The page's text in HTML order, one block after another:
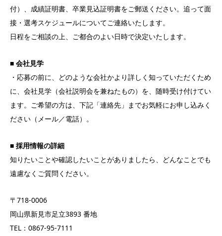
付）、成績証明書、卒業見込証明書をご郵送ください。追って面
接・選考スケジュールについてご連絡いたします。
日程をご相談の上、ご都合のよい日時で決定いたします。
■ 会社見学
・応募の前に、どのような会社かより詳しく知っていただくため
に、会社見学（会社説明会を兼ねたもの）を、随時受け付けてい
ます。ご希望の方は、下記「連絡先」までお気軽にお申し込みく
ださい（メール／電話）。
■ 採用情報の詳細
知りたいことや確認したいことがありましたら、どんなことでも
遠慮なくご質問ください。
〒718-0006
岡山県新見市足立3893 番地
TEL：0867-95-7111